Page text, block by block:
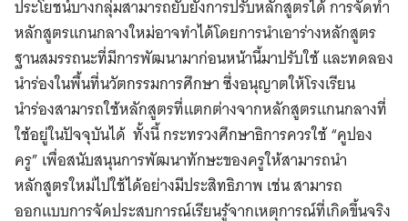
ประโยชน์บางกลุ่มสามารถยับยั้งการปรับหลักสูตรได้ การจัดทำ
หลักสูตรแกนกลางใหม่อาจทำได้โดยการนำเอาร่างหลักสูตร
ฐานสมรรถนะที่มีการพัฒนามาก่อนหน้านี้มาปรับใช้ และทดลอง
นำร่องในพื้นที่นวัตกรรมการศึกษา ซึ่งอนุญาตให้โรงเรียน
นำร่องสามารถใช้หลักสูตรที่แตกต่างจากหลักสูตรแกนกลางที่
ใช้อยู่ในปัจจุบันได้ ทั้งนี้ กระทรวงศึกษาธิการควรใช้ “คูปอง
ครู” เพื่อสนับสนุนการพัฒนาทักษะของครูให้สามารถนำ
หลักสูตรใหม่ไปใช้ได้อย่างมีประสิทธิภาพ เช่น สามารถ
ออกแบบการจัดประสบการณ์เรียนรู้จากเหตุการณ์ที่เกิดขึ้นจริง